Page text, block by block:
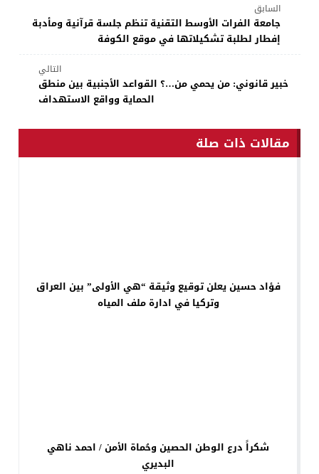
السابق
جامعة الفرات الأوسط التقنية تنظم جلسة قرآنية ومأدبة
إفطار لطلبة تشكيلاتها في موقع الكوفة
التالي
خبير قانوني: من يحمي من…؟ القواعد الأجنبية بين منطق
الحماية وواقع الاستهداف
مقالات ذات صلة
فؤاد حسين يعلن توقيع وثيقة “هي الأولى” بين العراق
وتركيا في ادارة ملف المياه
شكراً درع الوطن الحصين وحُماة الأمن / احمد ناهي
البديري